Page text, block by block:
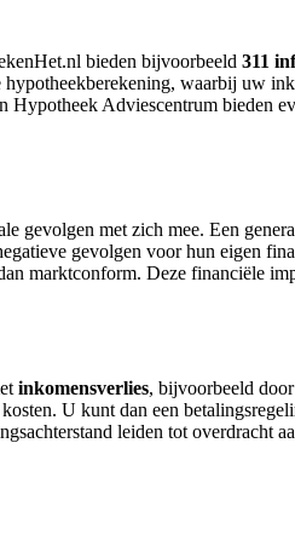
bieden bijvoorbeeld 311
waarbij uw
Adviescentrum bieden
gevolgen met zich mee. Een
gevolgen voor hun eigen
marktconform. Deze financiële
inkomensverlies, bijvoorbeeld
U kunt dan een
leiden tot overdracht